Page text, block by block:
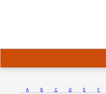
A B C D E F